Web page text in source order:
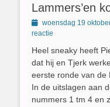
Lammers’en
Geplaatst
op
woensdag 19
reactie
Heel sneaky heeft
dat hij en Tjerk
eerste ronde van de
In de uitslagen aan
nummers 1 tm 4 en